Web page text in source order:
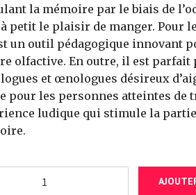
la mémoire par le biais de
petit le plaisir de manger. Pour
un outil pédagogique innovant
olfactive. En outre, il est
et œnologues désireux
pour les personnes atteintes de
ludique qui stimule la